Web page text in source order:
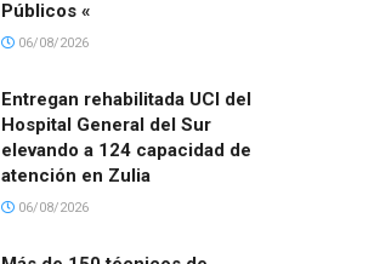
Públicos «
06/08/2026
Entregan rehabilitada UCI del
Hospital General del Sur
elevando a 124 capacidad de
atención en Zulia
06/08/2026